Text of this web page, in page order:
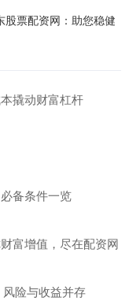
票配资网：助您稳健
撬动财富杠杆
备条件一览
富增值，尽在配资网
险与收益并存